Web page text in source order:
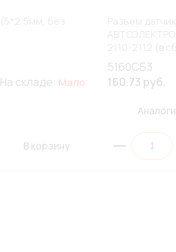
На складе: Мало
В корзину
5160СБ3
160.73 руб.
Аналоги